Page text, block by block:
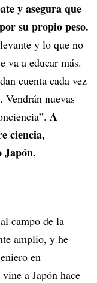
y asegura que
su propio peso.
y lo que no
va a educar más.
cuenta cada vez
Vendrán nuevas
A
ciencia,
Japón.
campo de la
amplio, y he
en
a Japón hace